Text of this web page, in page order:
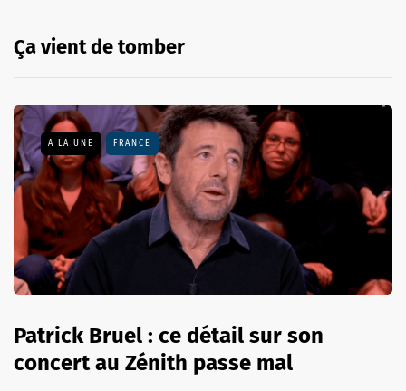
Ça vient de tomber
A LA UNE FRANCE
Patrick Bruel : ce détail sur son
concert au Zénith passe mal